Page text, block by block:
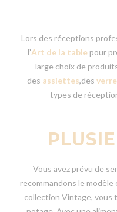
Lors des réceptions
l’Art de la table pour
large choix de
des assiettes,des
types de
Vous avez prévu de
recommandons le
collection Vintage, vous